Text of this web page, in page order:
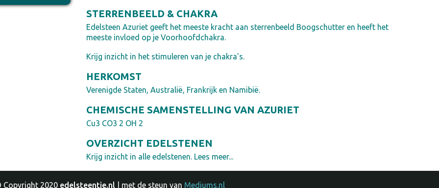
STERRENBEELD & CHAKRA
Edelsteen Azuriet geeft het meeste kracht aan sterrenbeeld Boogschutter en heeft het
meeste invloed op je Voorhoofdchakra.
Krijg inzicht in het stimuleren van je chakra's.
HERKOMST
Verenigde Staten, Australië, Frankrijk en Namibië.
CHEMISCHE SAMENSTELLING VAN AZURIET
Cu3 CO3 2 OH 2
OVERZICHT EDELSTENEN
Krijg inzicht in alle edelstenen. Lees meer...
Copyright 2020 edelsteentje.nl | met de steun van Mediums.nl